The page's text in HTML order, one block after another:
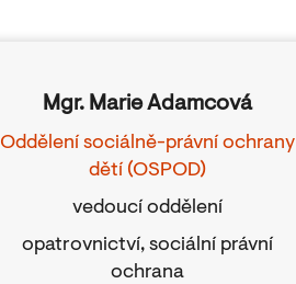
Mgr. Marie Adamcová
Oddělení sociálně-právní ochrany
dětí (OSPOD)
vedoucí oddělení
opatrovnictví, sociální právní
ochrana